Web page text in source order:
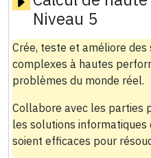
Niveau 5
Crée, teste et améliore
complexes à hautes
problèmes du monde réel.
Collabore avec les parties
les solutions
soient efficaces pour